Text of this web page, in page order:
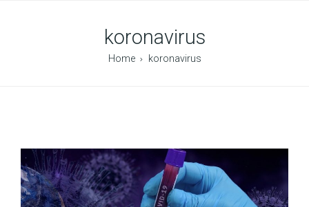
koronavirus
Home koronavirus